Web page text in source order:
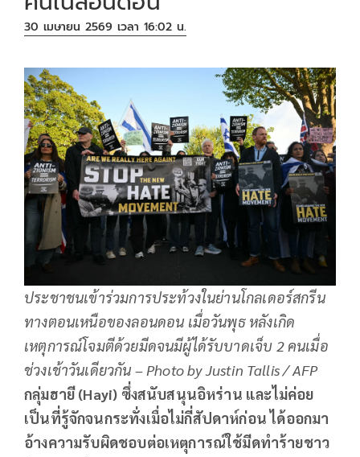
30 เมษายน 2569 เวลา 16:02 น.
ประชาชนเข้าร่วมการประท้วงในย่านโกลเดอร์สกรีน
ทางตอนเหนือของลอนดอน เมื่อวันพุธ หลังเกิด
เหตุการณ์โจมตีด้วยมีดจนมีผู้ได้รับบาดเจ็บ 2 คนเมื่อ
ช่วงเช้าวันเดียวกัน – Photo by Justin Tallis / AFP
กลุ่มฮายี (Hayi) ซึ่งสนับสนุนอิหร่าน และไม่ค่อย
เป็นที่รู้จักจนกระทั่งเมื่อไม่กี่สัปดาห์ก่อน ได้ออกมา
อ้างความรับผิดชอบต่อเหตุการณ์ใช้มีดทำร้ายชาว